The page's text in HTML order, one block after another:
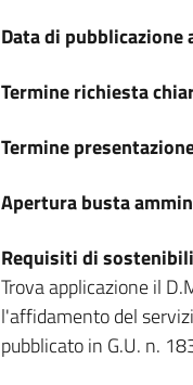
Data di pubblicazione
Termine richiesta
Termine
Apertura busta
Requisiti di
Trova applicazione il
l'affidamento del
pubblicato in G.U. n.